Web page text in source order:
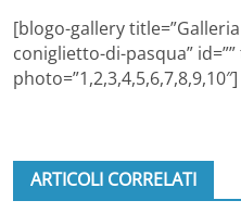
[blogo-gallery
coniglietto-di-pasqua” id=””
photo=”1,2,3,4,5,6,7,8,9,10″]
ARTICOLI CORRELATI